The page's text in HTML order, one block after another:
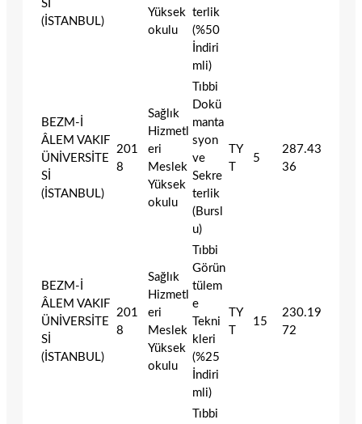
Sİ
(İSTANBUL)
Yüksek
okulu
terlik
(%50
İndiri
mli)
BEZM-İ
ÂLEM VAKIF
ÜNİVERSİTE
Sİ
(İSTANBUL)
201
8
Sağlık
Hizmetl
eri
Meslek
Yüksek
okulu
Tıbbi
Dokü
manta
syon
ve
Sekre
terlik
(Bursl
u)
TY
T
5
287.43
36
BEZM-İ
ÂLEM VAKIF
ÜNİVERSİTE
Sİ
(İSTANBUL)
201
8
Sağlık
Hizmetl
eri
Meslek
Yüksek
okulu
Tıbbi
Görün
tülem
e
Tekni
kleri
(%25
İndiri
mli)
TY
T
15
230.19
72
Tıbbi